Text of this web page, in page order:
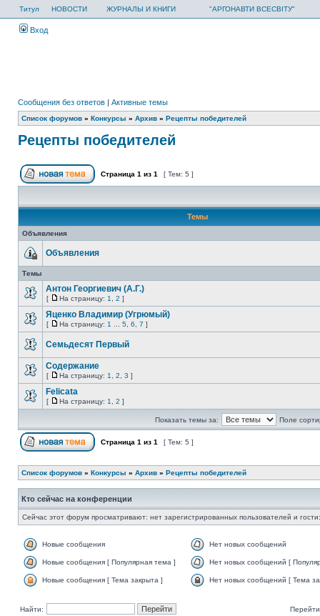
Титул НОВОСТИ ЖУРНАЛЫ И КНИГИ "АРГОНАВТИ ВСЕСВІТУ"
Вход
Сообщения без ответов | Активные темы
Список форумов » Конкурсы » Архив » Рецепты победителей
Рецепты победителей
Страница 1 из 1 [ Тем: 5 ]
Темы
Объявления
Объявления
Темы
Антон Георгиевич (А.Г.)
[ На страницу: 1 2 ]
Яценко Владимир (Угрюмый)
[ На страницу: 1 5 6 7 ]
Семьдесят Первый
Содержание
[ На страницу: 1 2 3 ]
Felicata
[ На страницу: 1 2 ]
Показать темы за: Поле
Страница 1 из 1 [ Тем: 5 ]
Список форумов » Конкурсы » Архив » Рецепты победителей
Кто сейчас на конференции
Сейчас этот форум просматривают: нет зарегистрированных пользователей и
Новые сообщения Нет новых сообщений
Новые сообщения [ Популярная тема ] Нет новых сообщений [
Новые сообщения [ Тема закрыта ] Нет новых сообщений [ Тема
Найти: